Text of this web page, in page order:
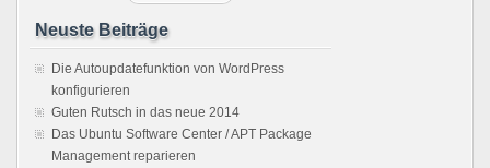
Neuste Beiträge
Die Autoupdatefunktion von WordPress
konfigurieren
Guten Rutsch in das neue 2014
Das Ubuntu Software Center / APT Package
Management reparieren